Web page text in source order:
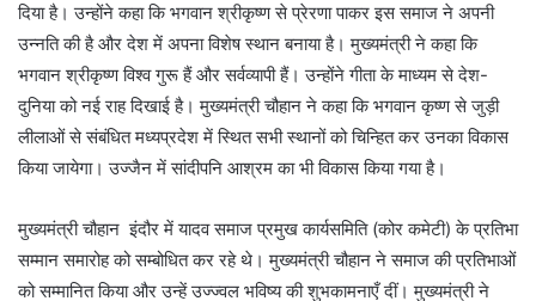
दिया है। उन्होंने कहा कि भगवान श्रीकृष्ण से प्रेरणा पाकर इस समाज ने अपनी
उन्नति की है और देश में अपना विशेष स्थान बनाया है। मुख्यमंत्री ने कहा कि
भगवान श्रीकृष्ण विश्व गुरू हैं और सर्वव्यापी हैं। उन्होंने गीता के माध्यम से देश-
दुनिया को नई राह दिखाई है। मुख्यमंत्री चौहान ने कहा कि भगवान कृष्ण से जुड़ी
लीलाओं से संबंधित मध्यप्रदेश में स्थित सभी स्थानों को चिन्हित कर उनका विकास
किया जायेगा। उज्जैन में सांदीपनि आश्रम का भी विकास किया गया है।
मुख्यमंत्री चौहान इंदौर में यादव समाज प्रमुख कार्यसमिति (कोर कमेटी) के प्रतिभा
सम्मान समारोह को सम्बोधित कर रहे थे। मुख्यमंत्री चौहान ने समाज की प्रतिभाओं
को सम्मानित किया और उन्हें उज्ज्वल भविष्य की शुभकामनाएँ दीं। मुख्यमंत्री ने